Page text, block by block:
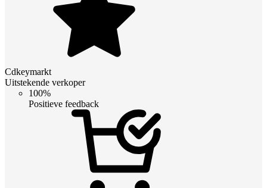
Cdkeymarkt
Uitstekende verkoper
100%
Positieve feedback